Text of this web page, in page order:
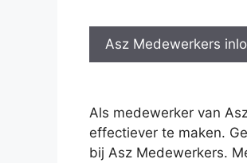
Asz Medewerkers
Als medewerker van
effectiever te maken.
bij Asz Medewerkers.